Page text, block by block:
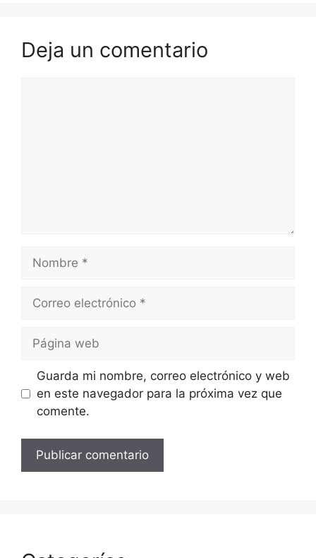
Deja un comentario
Nombre
Correo
Página
Guarda mi nombre, correo electrónico y web
en este navegador para la próxima vez que
comente.